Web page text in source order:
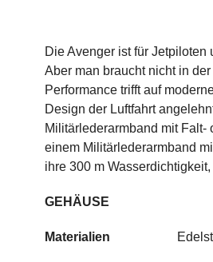
Die Avenger ist für
Aber man braucht nicht in
Performance trifft auf
Design der Luftfahrt
Militärlederarmband mit
einem Militärlederarmband
ihre 300 m
GEHÄUSE
Materialien